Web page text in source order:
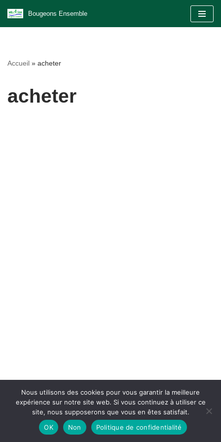
Aller
Bougeons Ensemble
Accueil » acheter
acheter
Neve| Propulsé parWordPress
Nous utilisons des cookies pour vous garantir la meilleure
expérience sur notre site web. Si vous continuez à utiliser ce
site, nous supposerons que vous en êtes satisfait.
OK
Non Politique de confidentialité